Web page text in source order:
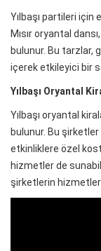
Yılbaşı partileri için
Mısır oryantal
bulunur. Bu tarzlar,
içerek etkileyici bir
Yılbaşı Oryantal
Yılbaşı oryantal
bulunur. Bu şirketler
etkinliklere özel
hizmetler de
şirketlerin